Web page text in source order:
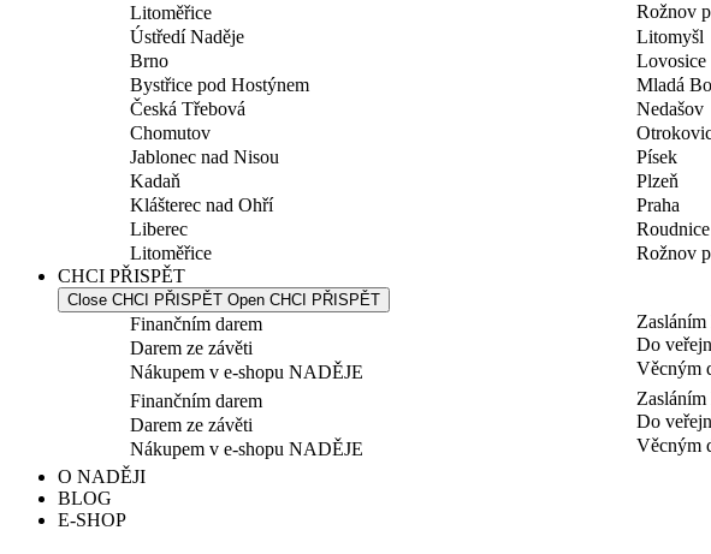
Litoměřice
Rožnov
Ústředí Naděje
Brno
Bystřice pod Hostýnem
Česká Třebová
Chomutov
Jablonec nad Nisou
Kadaň
Klášterec nad Ohří
Liberec
Litoměřice
Litomyšl
Lovosice
Mladá
Nedašov
Písek
Plzeň
Praha
Rožnov
CHCI PŘISPĚT
Close CHCI PŘISPĚT Open CHCI PŘISPĚT
Finančním darem
Darem ze závěti
Nákupem v e-shopu NADĚJE
Do
Věcným
Finančním darem
Darem ze závěti
Nákupem v e-shopu NADĚJE
Do
Věcným
O NADĚJI
BLOG
E-SHOP